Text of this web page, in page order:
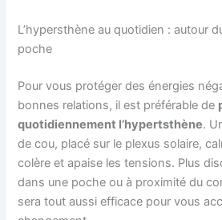
L’hypersthène au quotidien : autour
poche
Pour vous protéger des énergies
bonnes relations, il est préférable de
quotidiennement l’hypertsthène.
de cou, placé sur le plexus solaire,
colère et apaise les tensions. Plus
dans une poche ou à proximité du
sera tout aussi efficace pour vous